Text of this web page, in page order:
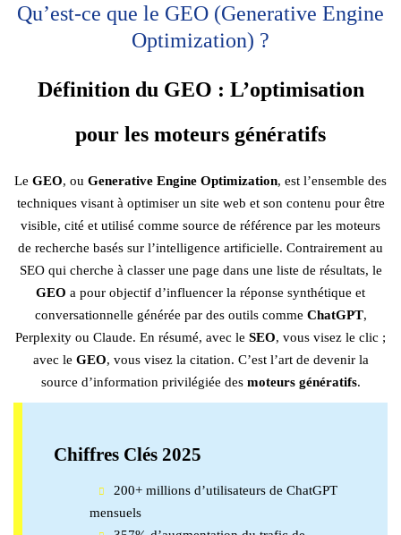
Qu’est-ce que le GEO (Generative Engine
Optimization) ?
Définition du GEO : L’optimisation
pour les moteurs génératifs
Le GEO, ou Generative Engine Optimization, est l’ensemble des
techniques visant à optimiser un site web et son contenu pour être
visible, cité et utilisé comme source de référence par les moteurs
de recherche basés sur l’intelligence artificielle. Contrairement au
SEO qui cherche à classer une page dans une liste de résultats, le
GEO a pour objectif d’influencer la réponse synthétique et
conversationnelle générée par des outils comme ChatGPT,
Perplexity ou Claude. En résumé, avec le SEO, vous visez le clic ;
avec le GEO, vous visez la citation. C’est l’art de devenir la
source d’information privilégiée des moteurs génératifs.
Chiffres Clés 2025
200+ millions d’utilisateurs de ChatGPT
mensuels